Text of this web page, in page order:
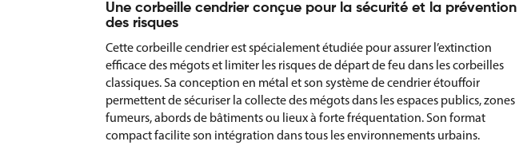
Une corbeille cendrier conçue pour la sécurité et la prévention
des risques
Cette corbeille cendrier est spécialement étudiée pour assurer l’extinction
efficace des mégots et limiter les risques de départ de feu dans les corbeilles
classiques. Sa conception en métal et son système de cendrier étouffoir
permettent de sécuriser la collecte des mégots dans les espaces publics, zones
fumeurs, abords de bâtiments ou lieux à forte fréquentation. Son format
compact facilite son intégration dans tous les environnements urbains.